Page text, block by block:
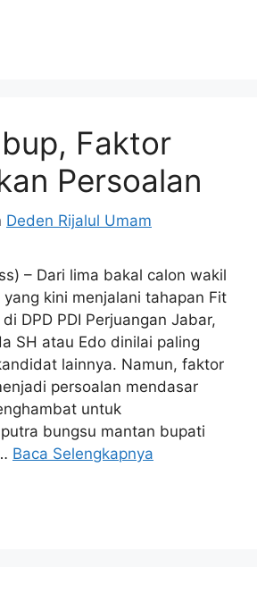
Faktor
Persoalan
Deden Rijalul Umam
– Dari lima bakal calon wakil
kini menjalani tahapan Fit
DPD PDI Perjuangan Jabar,
SH atau Edo dinilai paling
lainnya. Namun, faktor
persoalan mendasar
untuk
bungsu mantan bupati
Baca Selengkapnya